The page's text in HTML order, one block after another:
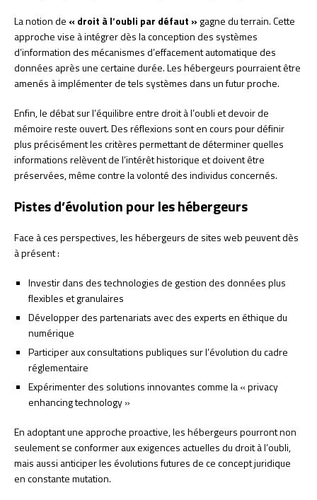
La notion de « droit à l’oubli par défaut »gagne du terrain. Cette
approche vise à intégrer dès la conception des systèmes
d’information des mécanismes d’effacement automatique des
données après une certaine durée. Les hébergeurs pourraient être
amenés à implémenter de tels systèmes dans un futur proche.
Enfin, le débat sur l’équilibre entre droit à l’oubli et devoir de
mémoire reste ouvert. Des réflexions sont en cours pour définir
plus précisément les critères permettant de déterminer quelles
informations relèvent de l’intérêt historique et doivent être
préservées, même contre la volonté des individus concernés.
Pistes d’évolution pour les hébergeurs
Face à ces perspectives, les hébergeurs de sites web peuvent dès
à présent :
Investir dans des technologies de gestion des données plus
flexibles et granulaires
Développer des partenariats avec des experts en éthique du
numérique
Participer aux consultations publiques sur l’évolution du cadre
réglementaire
Expérimenter des solutions innovantes comme la « privacy
enhancing technology »
En adoptant une approche proactive, les hébergeurs pourront non
seulement se conformer aux exigences actuelles du droit à l’oubli,
mais aussi anticiper les évolutions futures de ce concept juridique
en constante mutation.